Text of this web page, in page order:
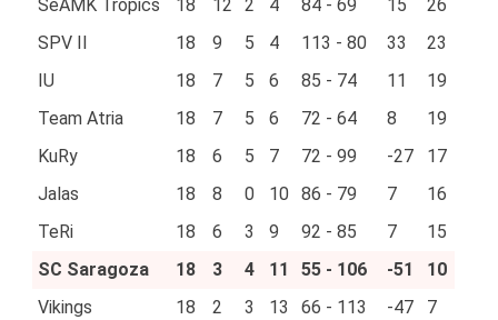
SeAMK Tropics
18 12 2 4 84 - 69 15
26
SPV II
18 9 5 4 113 - 80 33
23
IU
18 7 5 6 85 - 74 11
19
Team Atria
18 7 5 6 72 - 64 8
19
KuRy
18 6 5 7 72 - 99 -27
17
Jalas
18 8 0 10 86 - 79 7
16
TeRi
18 6 3 9 92 - 85 7
15
SC Saragoza
18 3 4 11 55 - 106 -51
10
Vikings
18 2 3 13 66 - 113 -47 7